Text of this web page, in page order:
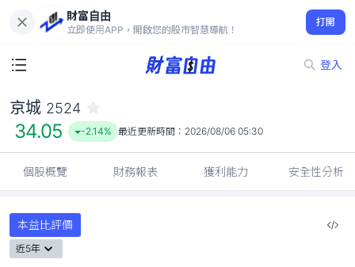
財富自由
立即使用APP，開啟您的股市智慧導航！
打開
登入
34.05
-2.14%
京城 2524
34.05 -2.14% 最近更新時間： 2026/08/06 05:30
個股概覽 財務報表 獲利能力 安全性分析
本益比評價
近5年